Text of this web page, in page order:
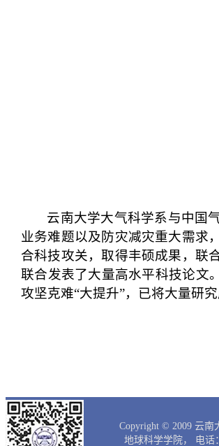
云南大学大气科学系与中国
业务难题以及防灾减灾重大需求
合科技攻关，取得丰硕成果 ， 联
联合发表了大量高水平科技论文
攻坚克难“大提升”， 已将大量研
Copyright © 2009 云南
地球科学学院， 电话